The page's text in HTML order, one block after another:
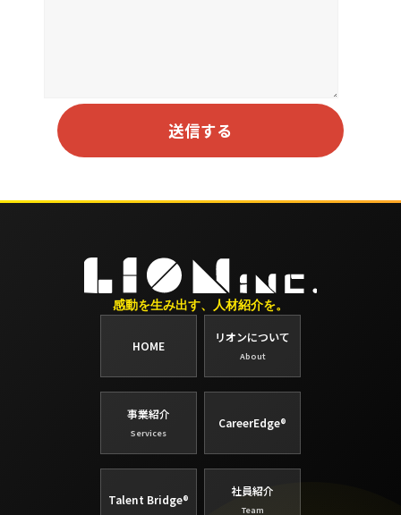
感動を生み出す、人材紹介を。
HOME
リオンについて
About
事業紹介
Services
CareerEdge®
Talent Bridge®
社員紹介
Team